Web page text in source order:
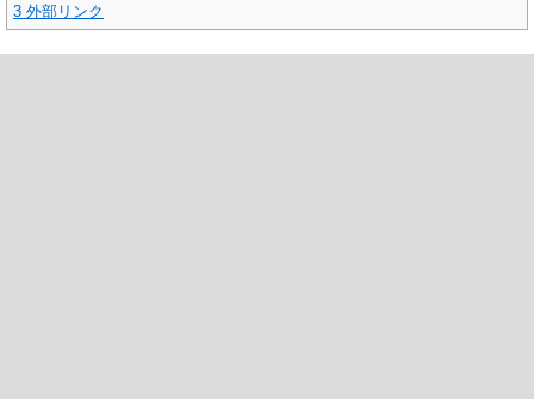
3 外部リンク